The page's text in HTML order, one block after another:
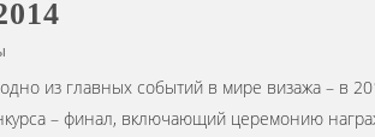
из главных событий в мире визажа – в
– финал, включающий церемонию